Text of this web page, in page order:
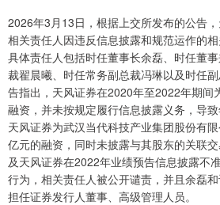
2026年3月13日，根据上交所发布的公告
相关责任人因违反信息披露和规范运作的相
具体责任人包括时任董事长余磊、时任董
裁翟晨曦、时任常务副总裁冯琳以及时任
告指出，天风证券在2020年至2022年期间
融资，并未按规定履行信息披露义务，导致
天风证券为武汉当代科技产业集团股份有
亿元的融资，同时未披露与其股东的关联
及天风证券在2022年业绩预告信息披露不
行为，相关责任人被公开谴责，并且余磊
担任证券发行人董事、高级管理人员。